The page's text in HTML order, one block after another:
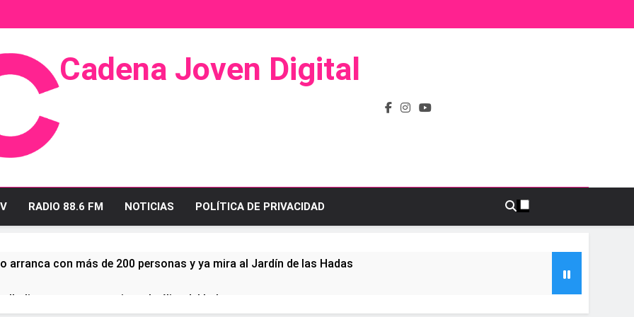
Cadena Joven Digital
Radio Y Televisión
RADIO 88.6 FM NOTICIAS POLÍTICA DE PRIVACIDAD
arranca con más de 200 personas y ya mira al Jardín de las Hadas
linense tras conquistar la élite del baloncesto